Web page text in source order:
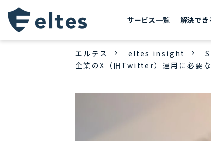
サービス一覧 解決でき
エルテス eltes insight
企業のX（旧Twitter）運用に必要な